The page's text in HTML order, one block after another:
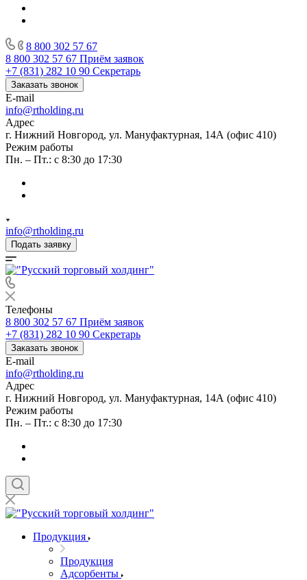
8 800 302 57 67
8 800 302 57 67 Приём заявок
+7 (831) 282 10 90 Секретарь
Заказать звонок
E-mail
info@rtholding.ru
Адрес
г. Нижний Новгород, ул. Мануфактурная, 14А (офис 410)
Режим работы
Пн. – Пт.: с 8:30 до 17:30
info@rtholding.ru
Подать заявку
Телефоны
8 800 302 57 67 Приём заявок
+7 (831) 282 10 90 Секретарь
Заказать звонок
E-mail
info@rtholding.ru
Адрес
г. Нижний Новгород, ул. Мануфактурная, 14А (офис 410)
Режим работы
Пн. – Пт.: с 8:30 до 17:30
Продукция
Продукция
Адсорбенты